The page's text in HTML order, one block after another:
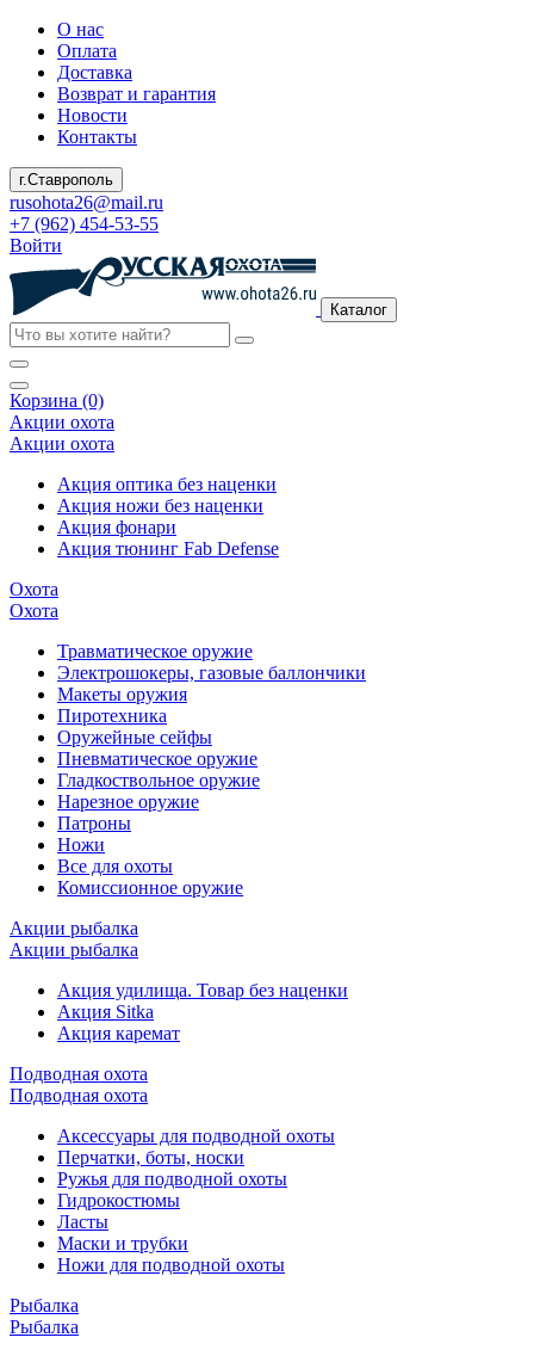
О нас
Оплата
Доставка
Возврат и гарантия
Новости
Контакты
г.Ставрополь
rusohota26@mail.ru
+7 (962) 454-53-55
Войти
Каталог
Корзина (0)
Акции охота
Акции охота
Акция оптика без наценки
Акция ножи без наценки
Акция фонари
Акция тюнинг Fab Defense
Охота
Охота
Травматическое оружие
Электрошокеры, газовые баллончики
Макеты оружия
Пиротехника
Оружейные сейфы
Пневматическое оружие
Гладкоствольное оружие
Нарезное оружие
Патроны
Ножи
Все для охоты
Комиссионное оружие
Акции рыбалка
Акции рыбалка
Акция удилища. Товар без наценки
Акция Sitka
Акция каремат
Подводная охота
Подводная охота
Аксессуары для подводной охоты
Перчатки, боты, носки
Ружья для подводной охоты
Гидрокостюмы
Ласты
Маски и трубки
Ножи для подводной охоты
Рыбалка
Рыбалка